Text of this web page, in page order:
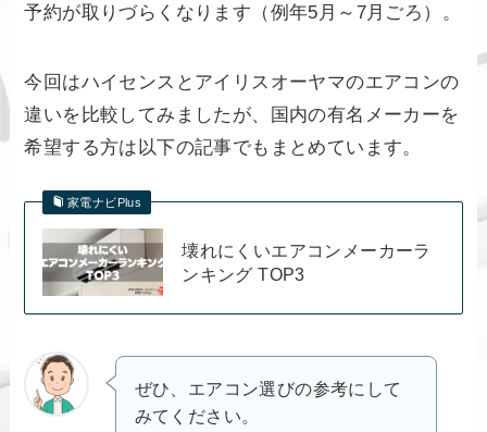
予約が取りづらくなります（例年5月～7月ごろ）。
今回はハイセンスとアイリスオーヤマのエアコンの
違いを比較してみましたが、国内の有名メーカーを
希望する方は以下の記事でもまとめています。
家電ナビPlus
壊れにくいエアコンメーカーラ
ンキング TOP3
ぜひ、エアコン選びの参考にして
みてください。